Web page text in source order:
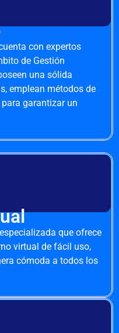
con expertos
de Gestión
una sólida
emplean métodos de
garantizar un
que ofrece
virtual de fácil uso,
cómoda a todos los